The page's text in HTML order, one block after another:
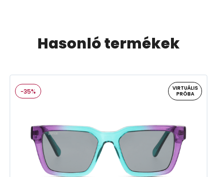
Hasonló termékek
-35%
VIRTUÁLIS
PRÓBA